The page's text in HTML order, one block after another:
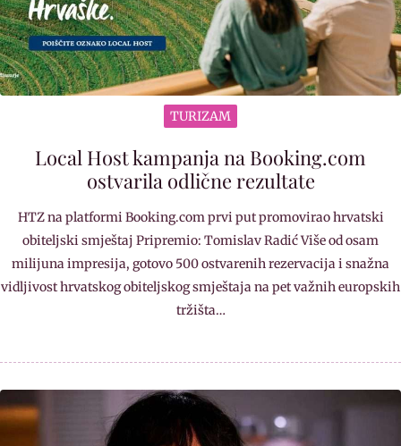
TURIZAM
Local Host kampanja na Booking.com
ostvarila odlične rezultate
HTZ na platformi Booking.com prvi put promovirao hrvatski
obiteljski smještaj Pripremio: Tomislav Radić Više od osam
milijuna impresija, gotovo 500 ostvarenih rezervacija i snažna
vidljivost hrvatskog obiteljskog smještaja na pet važnih europskih
tržišta…